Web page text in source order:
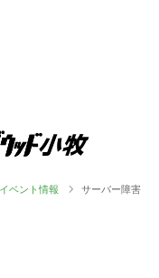
ベント情報 サーバー障害